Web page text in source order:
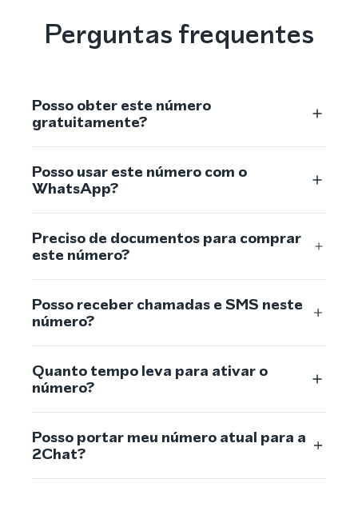
Perguntas frequentes
Posso obter este número
gratuitamente?
Posso usar este número com o
WhatsApp?
Preciso de documentos para comprar
este número?
Posso receber chamadas e SMS neste
número?
Quanto tempo leva para ativar o
número?
Posso portar meu número atual para a
2Chat?